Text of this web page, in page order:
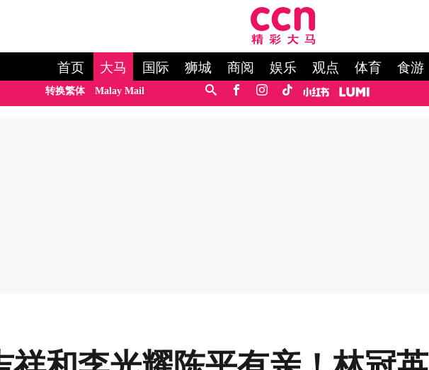
首页 大马 国际 狮城 商阅 娱乐 观点 体育 食游
转换繁体 Malay Mail